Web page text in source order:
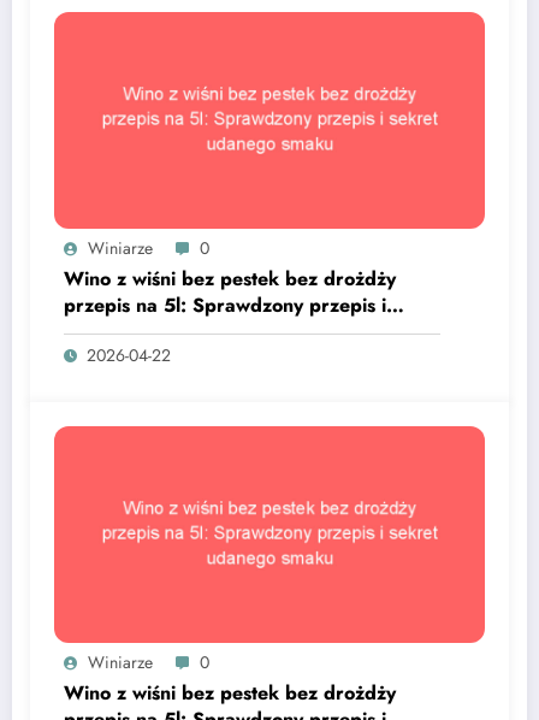
Winiarze 0
Wino z wiśni bez pestek bez drożdży
przepis na 5l: Sprawdzony przepis i
sekret udanego smaku
2026-04-22
Winiarze 0
Wino z wiśni bez pestek bez drożdży